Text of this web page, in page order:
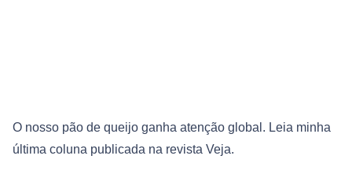
O nosso pão de queijo ganha atenção global. Leia minha
última coluna publicada na revista Veja.